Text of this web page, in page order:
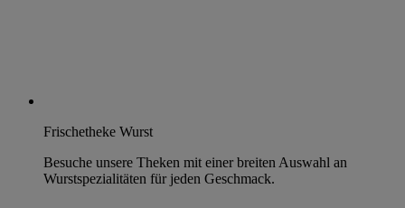
Frischetheke Wurst
Besuche unsere Theken mit einer breiten Auswahl an
Wurstspezialitäten für jeden Geschmack.